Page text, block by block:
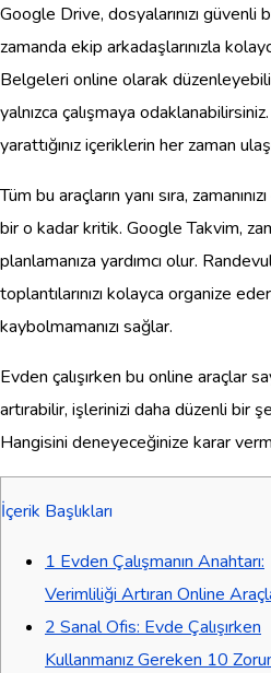
Google Drive, dosyalarınızı güvenli
zamanda ekip arkadaşlarınızla
Belgeleri online olarak
yalnızca çalışmaya
yarattığınız içeriklerin her zaman
Tüm bu araçların yanı sıra,
bir o kadar kritik. Google Takvim,
planlamanıza yardımcı olur.
toplantılarınızı kolayca organize
kaybolmamanızı sağlar.
Evden çalışırken bu online araçlar
artırabilir, işlerinizi daha düzenli bir
Hangisini deneyeceğinize karar
İçerik Başlıkları
1 Evden Çalışmanın Anahtarı:
Verimliliği Artıran Online
2 Sanal Ofis: Evde Çalışırken
Kullanmanız Gereken 10